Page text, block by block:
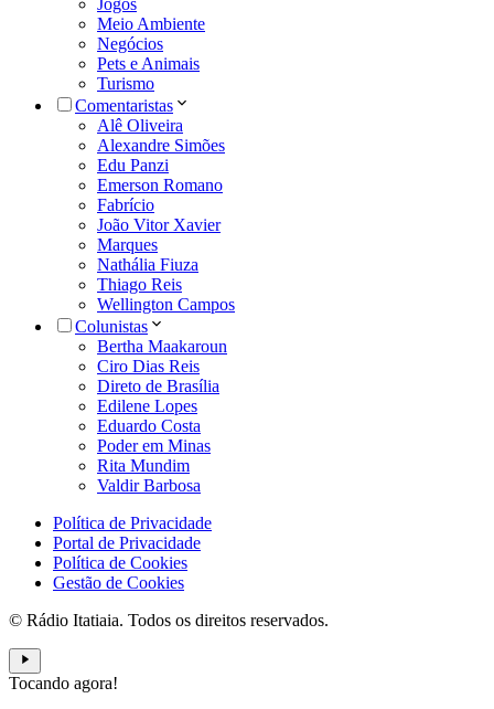
Jogos
Meio Ambiente
Negócios
Pets e Animais
Turismo
Comentaristas
Alê Oliveira
Alexandre Simões
Edu Panzi
Emerson Romano
Fabrício
João Vitor Xavier
Marques
Nathália Fiuza
Thiago Reis
Wellington Campos
Colunistas
Bertha Maakaroun
Ciro Dias Reis
Direto de Brasília
Edilene Lopes
Eduardo Costa
Poder em Minas
Rita Mundim
Valdir Barbosa
Política de Privacidade
Portal de Privacidade
Política de Cookies
Gestão de Cookies
© Rádio Itatiaia. Todos os direitos reservados.
Tocando agora!